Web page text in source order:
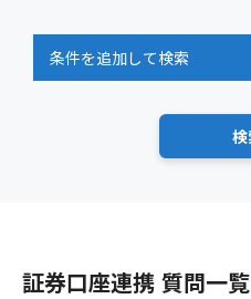
条件を追加して検索
証券口座連携 質問一覧